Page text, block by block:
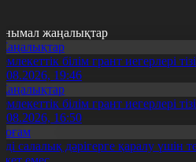
жаңалықтар
білім грант иегерлері
19:46
білім грант иегерлері
16:50
салалық дәрігерге қаралу үшін